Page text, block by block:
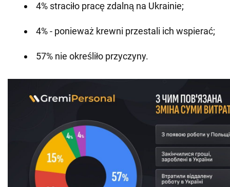
4% straciło pracę zdalną na Ukrainie;
4% - ponieważ krewni przestali ich wspierać;
57% nie określiło przyczyny.